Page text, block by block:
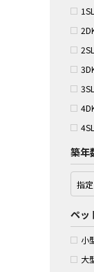
築年
ペッ
小
大